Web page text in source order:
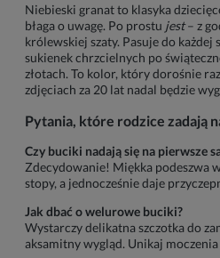
Niebieski granat to klasyka
błaga o uwagę. Po prostu jest– z
królewskiej szaty. Pasuje do każdej
sukienek chrzcielnych po
złotach. To kolor, który dorośnie
zdjęciach za 20 lat nadal będzie
Pytania, które rodzice zadają
Czy buciki nadają się na pierwsze
Zdecydowanie! Miękka podeszwa
stopy, a jednocześnie daje
Jak dbać o welurowe buciki?
Wystarczy delikatna szczotka do
aksamitny wygląd. Unikaj